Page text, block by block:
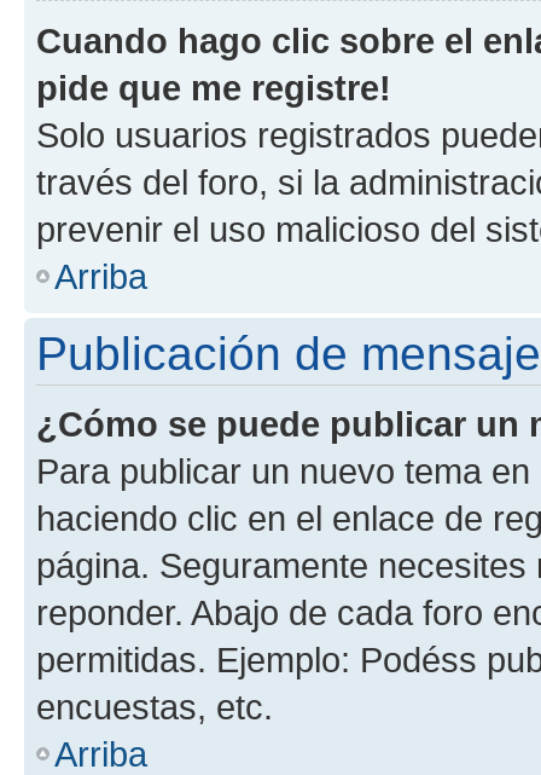
Cuando hago clic sobre el
pide que me registre!
Solo usuarios registrados
través del foro, si la
prevenir el uso malicioso del
Arriba
Publicación de
¿Cómo se puede publicar un
Para publicar un nuevo tema
haciendo clic en el enlace de
página. Seguramente
reponder. Abajo de cada foro
permitidas. Ejemplo: Podéss
encuestas, etc.
Arriba